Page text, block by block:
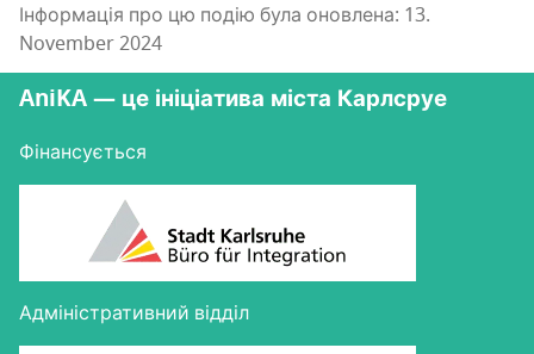
Інформація про цю подію була оновлена: 13.
November 2024
AniKA — це ініціатива міста Карлсруе
Фінансується
Адміністративний відділ